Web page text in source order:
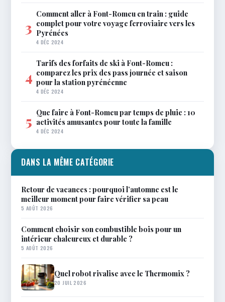
3
Comment aller à Font-Romeu en train : guide
complet pour votre voyage ferroviaire vers les
Pyrénées
4 DÉC 2024
4
Tarifs des forfaits de ski à Font-Romeu :
comparez les prix des pass journée et saison
pour la station pyrénéenne
4 DÉC 2024
5 Que faire à Font-Romeu par temps de pluie : 10
activités amusantes pour toute la famille
4 DÉC 2024
DANS LA MÊME CATÉGORIE
Retour de vacances : pourquoi l’automne est le
meilleur moment pour faire vérifier sa peau
5 AOÛT 2026
Comment choisir son combustible bois pour un
intérieur chaleureux et durable ?
5 AOÛT 2026
Quel robot rivalise avec le Thermomix ?
20 JUIL 2026